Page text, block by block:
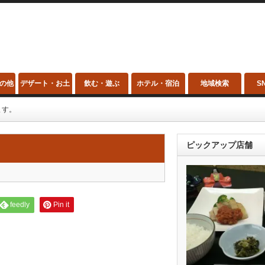
他 デザート・お土 飲む・遊ぶ ホテル・宿泊 地域検索
。
feedly Pin it
ピックアップ店舗